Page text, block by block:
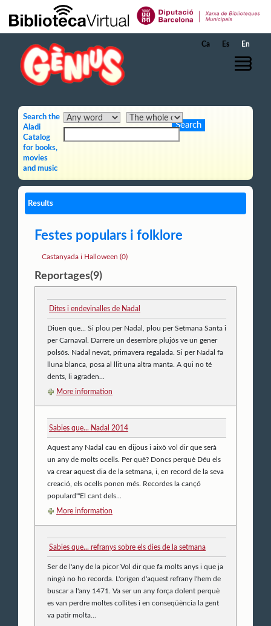
Skip to Main Content
Ca Es En
Search the
Aladi
Catalog
for books,
movies
and music
Results
Festes populars i folklore
Castanyada i Halloween (0)
Reportages(9)
Dites i endevinalles de Nadal
Diuen que... Si plou per Nadal, plou per Setmana Santa i
per Carnaval. Darrere un desembre plujós ve un gener
polsós. Nadal nevat, primavera regalada. Si per Nadal fa
lluna blanca, posa al llit una altra manta. A qui no té
dents, li agraden...
More information
Sabies que... Nadal 2014
Aquest any Nadal cau en dijous i això vol dir que serà
un any de molts ocells. Per què? Doncs perquè Déu els
va crear aquest dia de la setmana, i, en record de la seva
creació, els ocells ponen més. Recordes la cançó
populard'"El cant dels...
More information
Sabies que... refranys sobre els dies de la setmana
Ser de l'any de la picor Vol dir que fa molts anys i que ja
ningú no ho recorda. L'origen d'aquest refrany l'hem de
buscar a l'any 1471. Va ser un any força dolent perquè
es van perdre moltes collites i en conseqüència la gent
va patir molta...